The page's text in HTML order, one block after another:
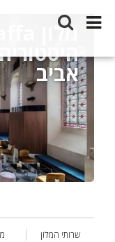
אביב
שרותי המלון